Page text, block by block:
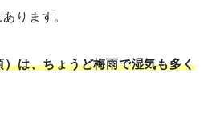
ります。
は、ちょうど梅雨で湿気も多く